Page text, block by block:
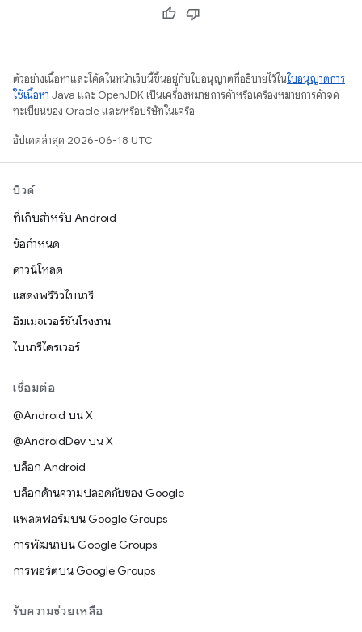
ตัวอย่างเนื้อหาและโค้ดในหน้าเว็บนี้ขึ้นอยู่กับใบอนุญาตที่อธิบายไว้ในใบอนุญาตการ
ใช้เนื้อหา Java และ OpenJDK เป็นเครื่องหมายการค้าหรือเครื่องหมายการค้าจด
ทะเบียนของ Oracle และ/หรือบริษัทในเครือ
อัปเดตล่าสุด 2026-06-18 UTC
บิวด์
ที่เก็บสำหรับ Android
ข้อกำหนด
ดาวน์โหลด
แสดงพรีวิวไบนารี
อิมเมจเวอร์ชันโรงงาน
ไบนารีไดรเวอร์
เชื่อมต่อ
@Android บน X
@AndroidDev บน X
บล็อก Android
บล็อกด้านความปลอดภัยของ Google
แพลตฟอร์มบน Google Groups
การพัฒนาบน Google Groups
การพอร์ตบน Google Groups
รับความช่วยเหลือ